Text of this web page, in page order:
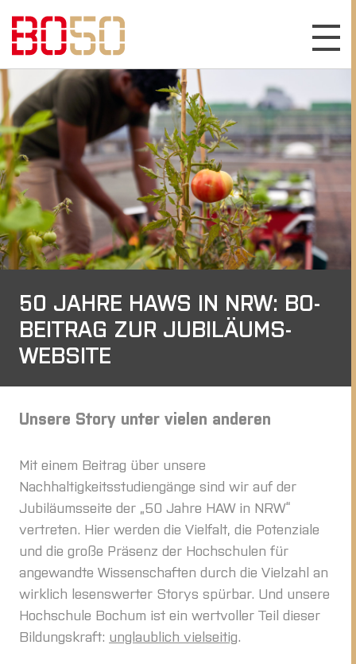
50 JAHRE HAWS IN NRW: BO-
BEITRAG ZUR JUBILÄUMS-
WEBSITE
Unsere Story unter vielen anderen
Mit einem Beitrag über unsere
Nachhaltigkeitsstudiengänge sind wir auf der
Jubiläumsseite der „50 Jahre HAW in NRW“
vertreten. Hier werden die Vielfalt, die Potenziale
und die große Präsenz der Hochschulen für
angewandte Wissenschaften durch die Vielzahl an
wirklich lesenswerter Storys spürbar. Und unsere
Hochschule Bochum ist ein wertvoller Teil dieser
Bildungskraft: unglaublich vielseitig.